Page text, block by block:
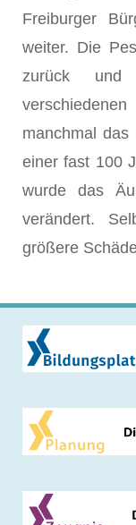
Freiburger
weiter. Die
zurück
manchmal
einer fast 100
wurde das
verändert.
größere